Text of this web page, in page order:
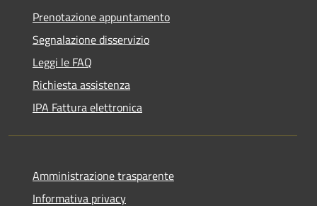
Prenotazione appuntamento
Segnalazione disservizio
Leggi le FAQ
Richiesta assistenza
IPA Fattura elettronica
Amministrazione trasparente
Informativa privacy